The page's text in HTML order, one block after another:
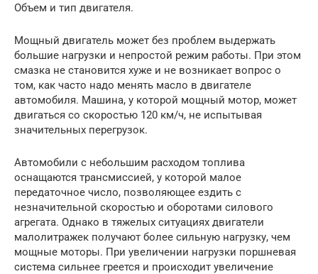
Объем и тип двигателя.
Мощный двигатель может без проблем выдержать
большие нагрузки и непростой режим работы. При этом
смазка не становится хуже и не возникает вопрос о
том, как часто надо менять масло в двигателе
автомобиля. Машина, у которой мощный мотор, может
двигаться со скоростью 120 км/ч, не испытывая
значительных перегрузок.
Автомобили с небольшим расходом топлива
оснащаются трансмиссией, у которой малое
передаточное число, позволяющее ездить с
незначительной скоростью и оборотами силового
агрегата. Однако в тяжелых ситуациях двигатели
малолитражек получают более сильную нагрузку, чем
мощные моторы. При увеличении нагрузки поршневая
система сильнее греется и происходит увеличение